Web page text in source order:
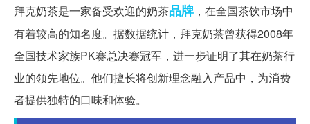
拜克奶茶是一家备受欢迎的奶茶品牌 ，在全国茶饮市场中
有着较高的知名度。据数据统计，拜克奶茶曾获得2008年
全国技术家族PK赛总决赛冠军，进一步证明了其在奶茶行
业的领先地位。他们擅长将创新理念融入产品中，为消费
者提供独特的口味和体验。